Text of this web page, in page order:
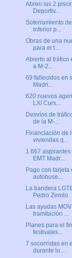
Abren las 2
Deportiv...
Soterramiento
inferior p...
Obras de una
para el t...
Abierto al tráfico
a M-2...
69 fallecidos en
Madri...
620 nuevos
LXI Curs...
Desvíos de
de la M-...
Financiación de
viviendas q...
1.667
EMT Madr...
Pago con
autobuse...
La bandera
Pedro Zerolo
Las ayudas
tramitación ...
Planes para el
festivales...
7 socorristas en
durante lo...